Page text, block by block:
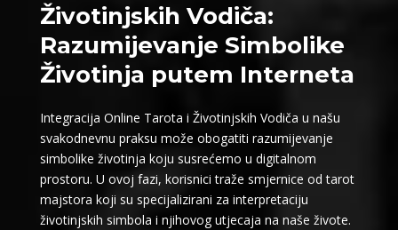
Životinjskih Vodiča:
Razumijevanje Simbolike
Životinja putem Interneta
Integracija Online Tarota i Životinjskih Vodiča u našu
svakodnevnu praksu može obogatiti razumijevanje
simbolike životinja koju susrećemo u digitalnom
prostoru. U ovoj fazi, korisnici traže smjernice od tarot
majstora koji su specijalizirani za interpretaciju
životinjskih simbola i njihovog utjecaja na naše živote.